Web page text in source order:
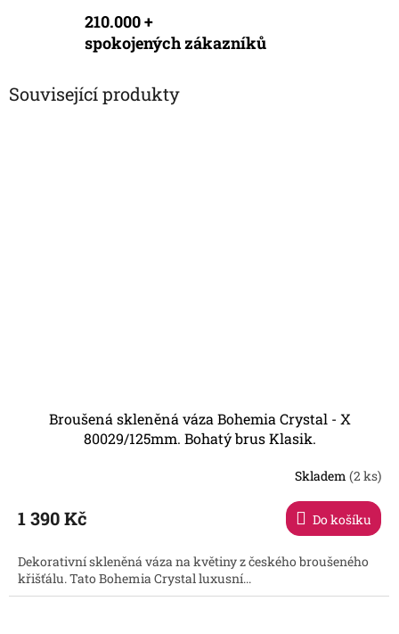
210.000 +
spokojených zákazníků
Související produkty
Broušená skleněná váza Bohemia Crystal - X
80029/125mm. Bohatý brus Klasik.
produktu
je
z
5
hvězdiček.
Skladem(2 ks)
1 390 Kč Do košíku
Dekorativní skleněná váza na květiny z českého broušeného
křišťálu. Tato Bohemia Crystal luxusní...